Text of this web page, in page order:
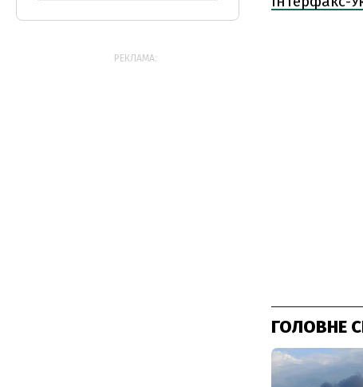
ГОЛОВНЕ
РЕКЛАМА: